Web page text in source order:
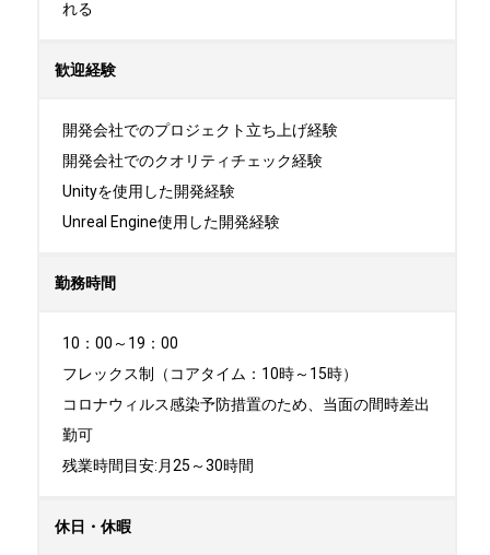
れる
歓迎経験
開発会社でのプロジェクト立ち上げ経験
開発会社でのクオリティチェック経験
Unityを使用した開発経験
Unreal Engine使用した開発経験
勤務時間
10：00～19：00
フレックス制（コアタイム：10時～15時）
コロナウィルス感染予防措置のため、当面の間時差出
勤可
残業時間目安:月25～30時間
休日・休暇